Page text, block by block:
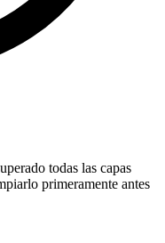
todas las capas
primeramente antes